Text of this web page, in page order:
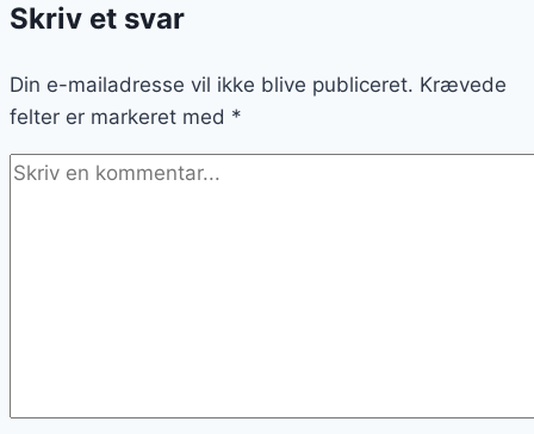
friske
Skriv et svar
Din e-mailadresse vil ikke blive publiceret. Krævede
felter er markeret med *